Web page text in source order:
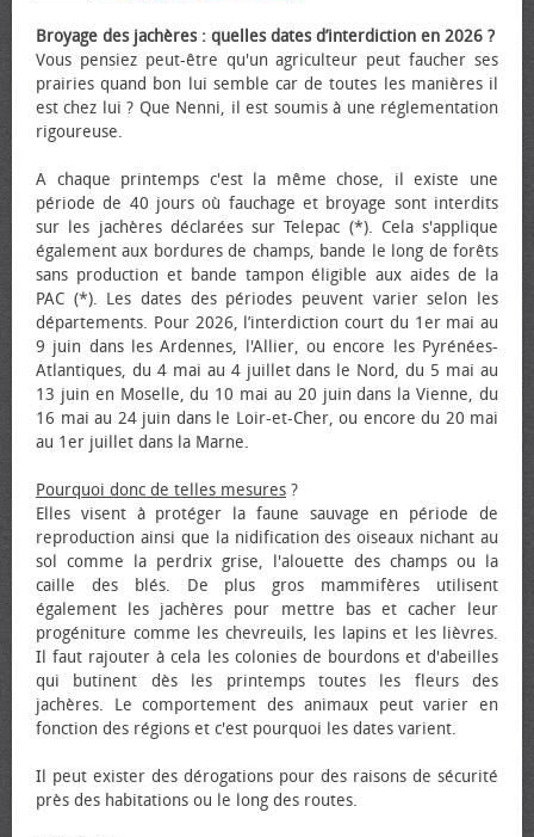
Broyage des jachères : quelles dates d’interdiction en 2026 ?
Vous pensiez peut-être qu'un agriculteur peut faucher ses
prairies quand bon lui semble car de toutes les manières il
est chez lui ? Que Nenni, il est soumis à une réglementation
rigoureuse.
A chaque printemps c'est la même chose, il existe une
période de 40 jours où fauchage et broyage sont interdits
sur les jachères déclarées sur Telepac (*). Cela s'applique
également aux bordures de champs, bande le long de forêts
sans production et bande tampon éligible aux aides de la
PAC (*). Les dates des périodes peuvent varier selon les
départements. Pour 2026, l’interdiction court du 1er mai au
9 juin dans les Ardennes, l'Allier, ou encore les Pyrénées-
Atlantiques, du 4 mai au 4 juillet dans le Nord, du 5 mai au
13 juin en Moselle, du 10 mai au 20 juin dans la Vienne, du
16 mai au 24 juin dans le Loir-et-Cher, ou encore du 20 mai
au 1er juillet dans la Marne.
Pourquoi donc de telles mesures ?
Elles visent à protéger la faune sauvage en période de
reproduction ainsi que la nidification des oiseaux nichant au
sol comme la perdrix grise, l'alouette des champs ou la
caille des blés. De plus gros mammifères utilisent
également les jachères pour mettre bas et cacher leur
progéniture comme les chevreuils, les lapins et les lièvres.
Il faut rajouter à cela les colonies de bourdons et d'abeilles
qui butinent dès les printemps toutes les fleurs des
jachères. Le comportement des animaux peut varier en
fonction des régions et c'est pourquoi les dates varient.
Il peut exister des dérogations pour des raisons de sécurité
près des habitations ou le long des routes.